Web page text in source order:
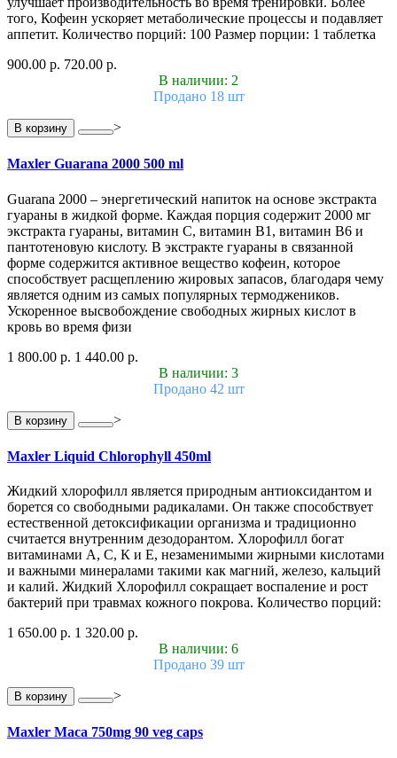
того, Кофеин ускоряет метаболические процессы и подавляет
аппетит. Количество порций: 100 Размер порции: 1 таблетка
900.00 р. 720.00 р.
В наличии: 2
Продано 18 шт
В корзину >
Maxler Guarana 2000 500 ml
Guarana 2000 – энергетический напиток на основе экстракта
гуараны в жидкой форме. Каждая порция содержит 2000 мг
экстракта гуараны, витамин С, витамин В1, витамин В6 и
пантотеновую кислоту. В экстракте гуараны в связанной
форме содержится активное вещество кофеин, которое
способствует расщеплению жировых запасов, благодаря чему
является одним из самых популярных термоджеников.
Ускоренное высвобождение свободных жирных кислот в
кровь во время физи
1 800.00 р. 1 440.00 р.
В наличии: 3
Продано 42 шт
В корзину >
Maxler Liquid Chlorophyll 450ml
Жидкий хлорофилл является природным антиоксидантом и
борется со свободными радикалами. Он также способствует
естественной детоксификации организма и традиционно
считается внутренним дезодорантом. Хлорофилл богат
витаминами А, С, К и Е, незаменимыми жирными кислотами
и важными минералами такими как магний, железо, кальций
и калий. Жидкий Хлорофилл сокращает воспаление и рост
бактерий при травмах кожного покрова. Количество порций:
1 650.00 р. 1 320.00 р.
В наличии: 6
Продано 39 шт
В корзину >
Maxler Maca 750mg 90 veg caps